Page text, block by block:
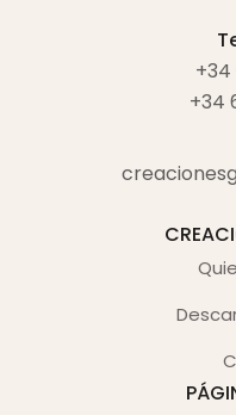
+34
+34